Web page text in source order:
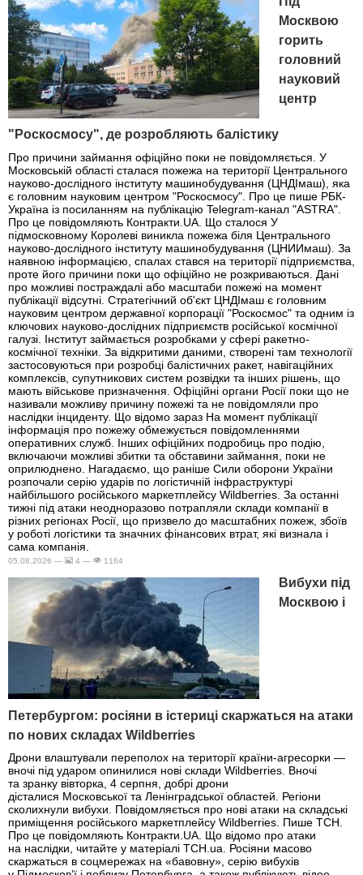
Москвою
горить
головний
науковий
центр
"Роскосмосу", де розробляють балістику
Про причини займання офіційно поки не повідомляється. У
Московській області сталася пожежа на території Центрального
науково-дослідного інституту машинобудування (ЦНДІмаш), яка
є головним науковим центром "Роскосмосу". Про це пише РБК-
Україна із посиланням на публікацію Telegram-канал "ASTRA".
Про це повідомляють Контракти.UA. Що сталося У
підмосковному Королеві виникла пожежа біля Центрального
науково-дослідного інституту машинобудування (ЦНИИмаш). За
наявною інформацією, спалах стався на території підприємства,
проте його причини поки що офіційно не розкриваються. Дані
про можливі постраждалі або масштаби пожежі на момент
публікації відсутні. Стратегічний об'єкт ЦНДІмаш є головним
науковим центром державної корпорації "Роскосмос" та одним із
ключових науково-дослідних підприємств російської космічної
галузі. Інститут займається розробками у сфері ракетно-
космічної техніки. За відкритими даними, створені там технології
застосовуються при розробці балістичних ракет, навігаційних
комплексів, супутникових систем розвідки та інших рішень, що
мають військове призначення. Офіційні органи Росії поки що не
називали можливу причину пожежі та не повідомляли про
наслідки інциденту. Що відомо зараз На момент публікації
інформація про пожежу обмежується повідомленнями
оперативних служб. Інших офіційних подробиць про подію,
включаючи можливі збитки та обставини займання, поки не
оприлюднено. Нагадаємо, що раніше Сили оборони України
розпочали серію ударів по логістичній інфраструктурі
найбільшого російського маркетплейсу Wildberries. За останні
тижні під атаки неодноразово потрапляли склади компанії в
різних регіонах Росії, що призвело до масштабних пожеж, збоїв
у роботі логістики та значних фінансових втрат, які визнала і
сама компанія.
05.08.2026 — 4 — 1164
Вибухи під
Москвою і
Петербургом: росіяни в істериці скаржаться на атаки
по нових складах Wildberries
Дрони влаштували переполох на території країни-агресорки —
вночі під ударом опинилися нові склади Wildberries. Вночі
та зранку вівторка, 4 серпня, добрі дрони
дісталися Московської та Ленінградської областей. Регіони
сколихнули вибухи. Повідомляється про нові атаки на складські
приміщення російського маркетплейсу Wildberries. Пише ТСН.
Про це повідомляють Контракти.UA. Що відомо про атаки
на наслідки, читайте у матеріалі ТСН.ua. Росіяни масово
скаржаться в соцмережах на «бавовну», серію вибухів